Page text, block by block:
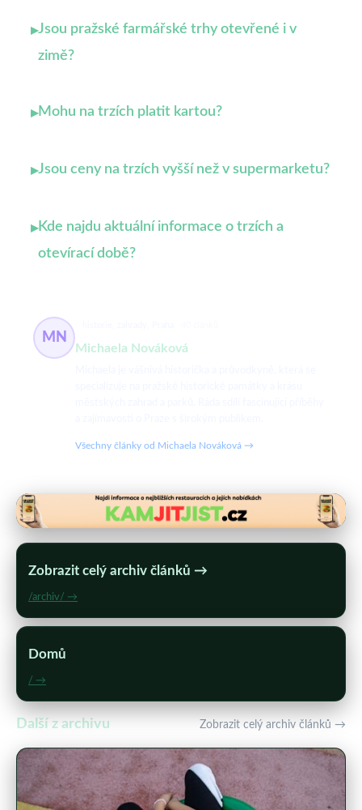
▸Jsou pražské farmářské trhy otevřené i v
zimě?
▸Mohu na trzích platit kartou?
▸Jsou ceny na trzích vyšší než v supermarketu?
▸Kde najdu aktuální informace o trzích a
otevírací době?
MN
Michaela Nováková
Všechny články od Michaela Nováková →
Zobrazit celý archiv článků →
/archiv/ →
Domů
/ →
Další z archivu Zobrazit celý archiv článků →